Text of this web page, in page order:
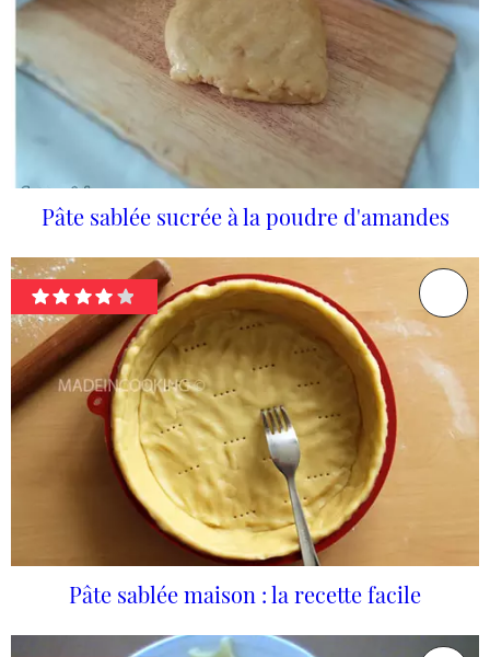
Pâte sablée sucrée à la poudre d'amandes
Pâte sablée maison : la recette facile